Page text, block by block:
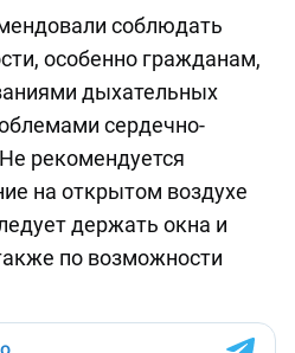
соблюдать
особенно гражданам,
дыхательных
сердечно-
рекомендуется
на открытом воздухе
держать окна и
по возможности